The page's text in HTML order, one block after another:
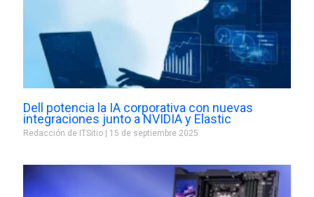
Dell potencia la IA corporativa con nuevas
integraciones junto a NVIDIA y Elastic
Redacción de ITSitio 15 de septiembre 2025